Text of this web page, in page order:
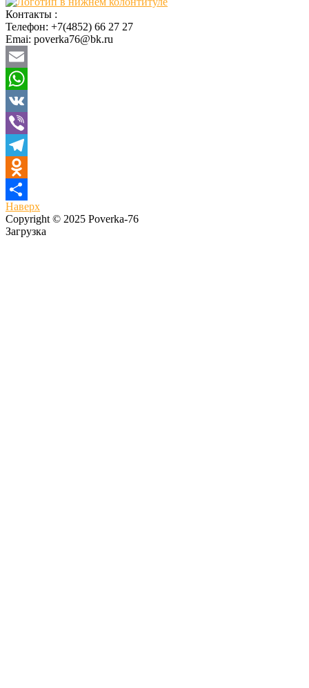
Отправить
Контакты :
Телефон: +7(4852) 66 27 27
Emai: poverka76@bk.ru
Email
WhatsApp
VK
Viber
Telegram
Odnoklassniki
Отправить
Наверх
Copyright © 2025 Poverka-76
Загрузка